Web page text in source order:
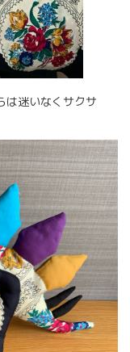
は迷いなくサクサ